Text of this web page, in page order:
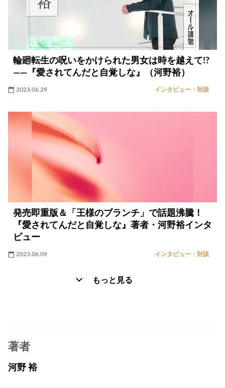
輪廻転生の呪いをかけられた男女は時を越えて!?
――『愛されてんだと自覚しな』（河野裕）
2023.06.29 インタビュー・対談
発売即重版＆「王様のブランチ」で話題沸騰！
『愛されてんだと自覚しな』著者・河野裕インタ
ビュー
2023.06.09 インタビュー・対談
もっと見る
著者
河野 裕